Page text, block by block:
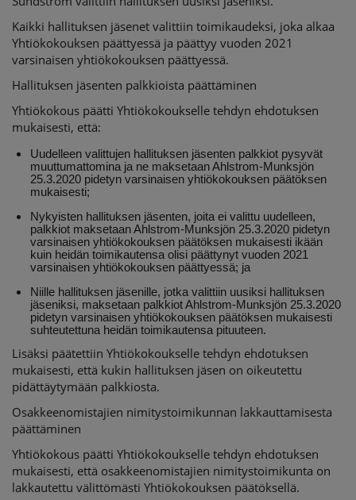
Kaikki hallituksen jäsenet valittiin toimikaudeksi, joka alkaa
Yhtiökokouksen päättyessä ja päättyy vuoden 2021
varsinaisen yhtiökokouksen päättyessä.
Hallituksen jäsenten palkkioista päättäminen
Yhtiökokous päätti Yhtiökokoukselle tehdyn ehdotuksen
mukaisesti, että:
Uudelleen valittujen hallituksen jäsenten palkkiot pysyvät
muuttumattomina ja ne maksetaan Ahlstrom-Munksjön
25.3.2020 pidetyn varsinaisen yhtiökokouksen päätöksen
mukaisesti;
Nykyisten hallituksen jäsenten, joita ei valittu uudelleen,
palkkiot maksetaan Ahlstrom-Munksjön 25.3.2020 pidetyn
varsinaisen yhtiökokouksen päätöksen mukaisesti ikään
kuin heidän toimikautensa olisi päättynyt vuoden 2021
varsinaisen yhtiökokouksen päättyessä; ja
Niille hallituksen jäsenille, jotka valittiin uusiksi hallituksen
jäseniksi, maksetaan palkkiot Ahlstrom-Munksjön 25.3.2020
pidetyn varsinaisen yhtiökokouksen päätöksen mukaisesti
suhteutettuna heidän toimikautensa pituuteen.
Lisäksi päätettiin Yhtiökokoukselle tehdyn ehdotuksen
mukaisesti, että kukin hallituksen jäsen on oikeutettu
pidättäytymään palkkiosta.
Osakkeenomistajien nimitystoimikunnan lakkauttamisesta
päättäminen
Yhtiökokous päätti Yhtiökokoukselle tehdyn ehdotuksen
mukaisesti, että osakkeenomistajien nimitystoimikunta on
lakkautettu välittömästi Yhtiökokouksen päätöksellä.